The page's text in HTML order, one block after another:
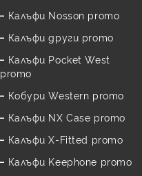
Калъфи Nosson promo
Калъфи други promo
Калъфи Pocket West
promo
Кобури Western promo
Калъфи NX Case promo
Калъфи X-Fitted promo
Калъфи Keephone promo